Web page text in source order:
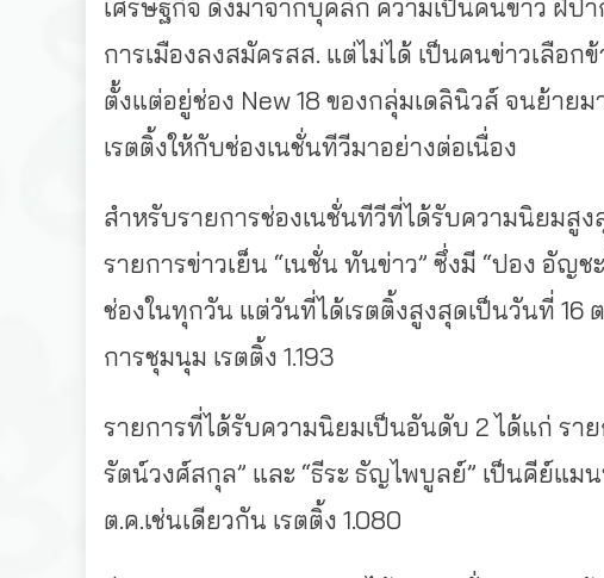
เศรษฐกิจ ดังมาจากบุคลิก ความเป็นคนข่าว ฝีป
การเมืองลงสมัครสส. แต่ไม่ได้ เป็นคนข่าวเลือ
ตั้งแต่อยู่ช่อง New 18 ของกลุ่มเดลินิวส์ จนย้าย
เรตติ้งให้กับช่องเนชั่นทีวีมาอย่างต่อเนื่อง
สำหรับรายการช่องเนชั่นทีวีที่ได้รับความนิยมสู
รายการข่าวเย็น “เนชั่น ทันข่าว” ซึ่งมี “ปอง อัญ
ช่องในทุกวัน แต่วันที่ได้เรตติ้งสูงสุดเป็นวันที่
การชุมนุม เรตติ้ง 1.193
รายการที่ได้รับความนิยมเป็นอันดับ 2 ได้แก่ รา
รัตน์วงศ์สกุล” และ “ธีระ ธัญไพบูลย์” เป็นคีย์แม
ต.ค.เช่นเดียวกัน เรตติ้ง 1.080